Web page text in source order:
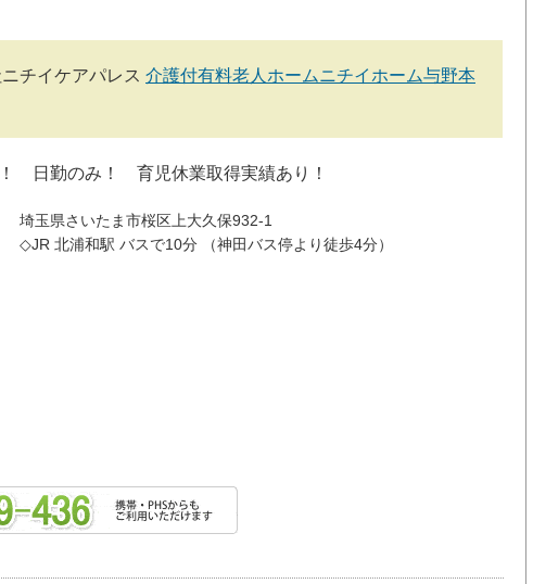
チイケアパレス 介護付有料老人ホームニチイホーム与野本
日勤のみ！ 育児休業取得実績あり！
埼玉県さいたま市桜区上大久保932-1
◇JR 北浦和駅 バスで10分 （神田バス停より徒歩4分）